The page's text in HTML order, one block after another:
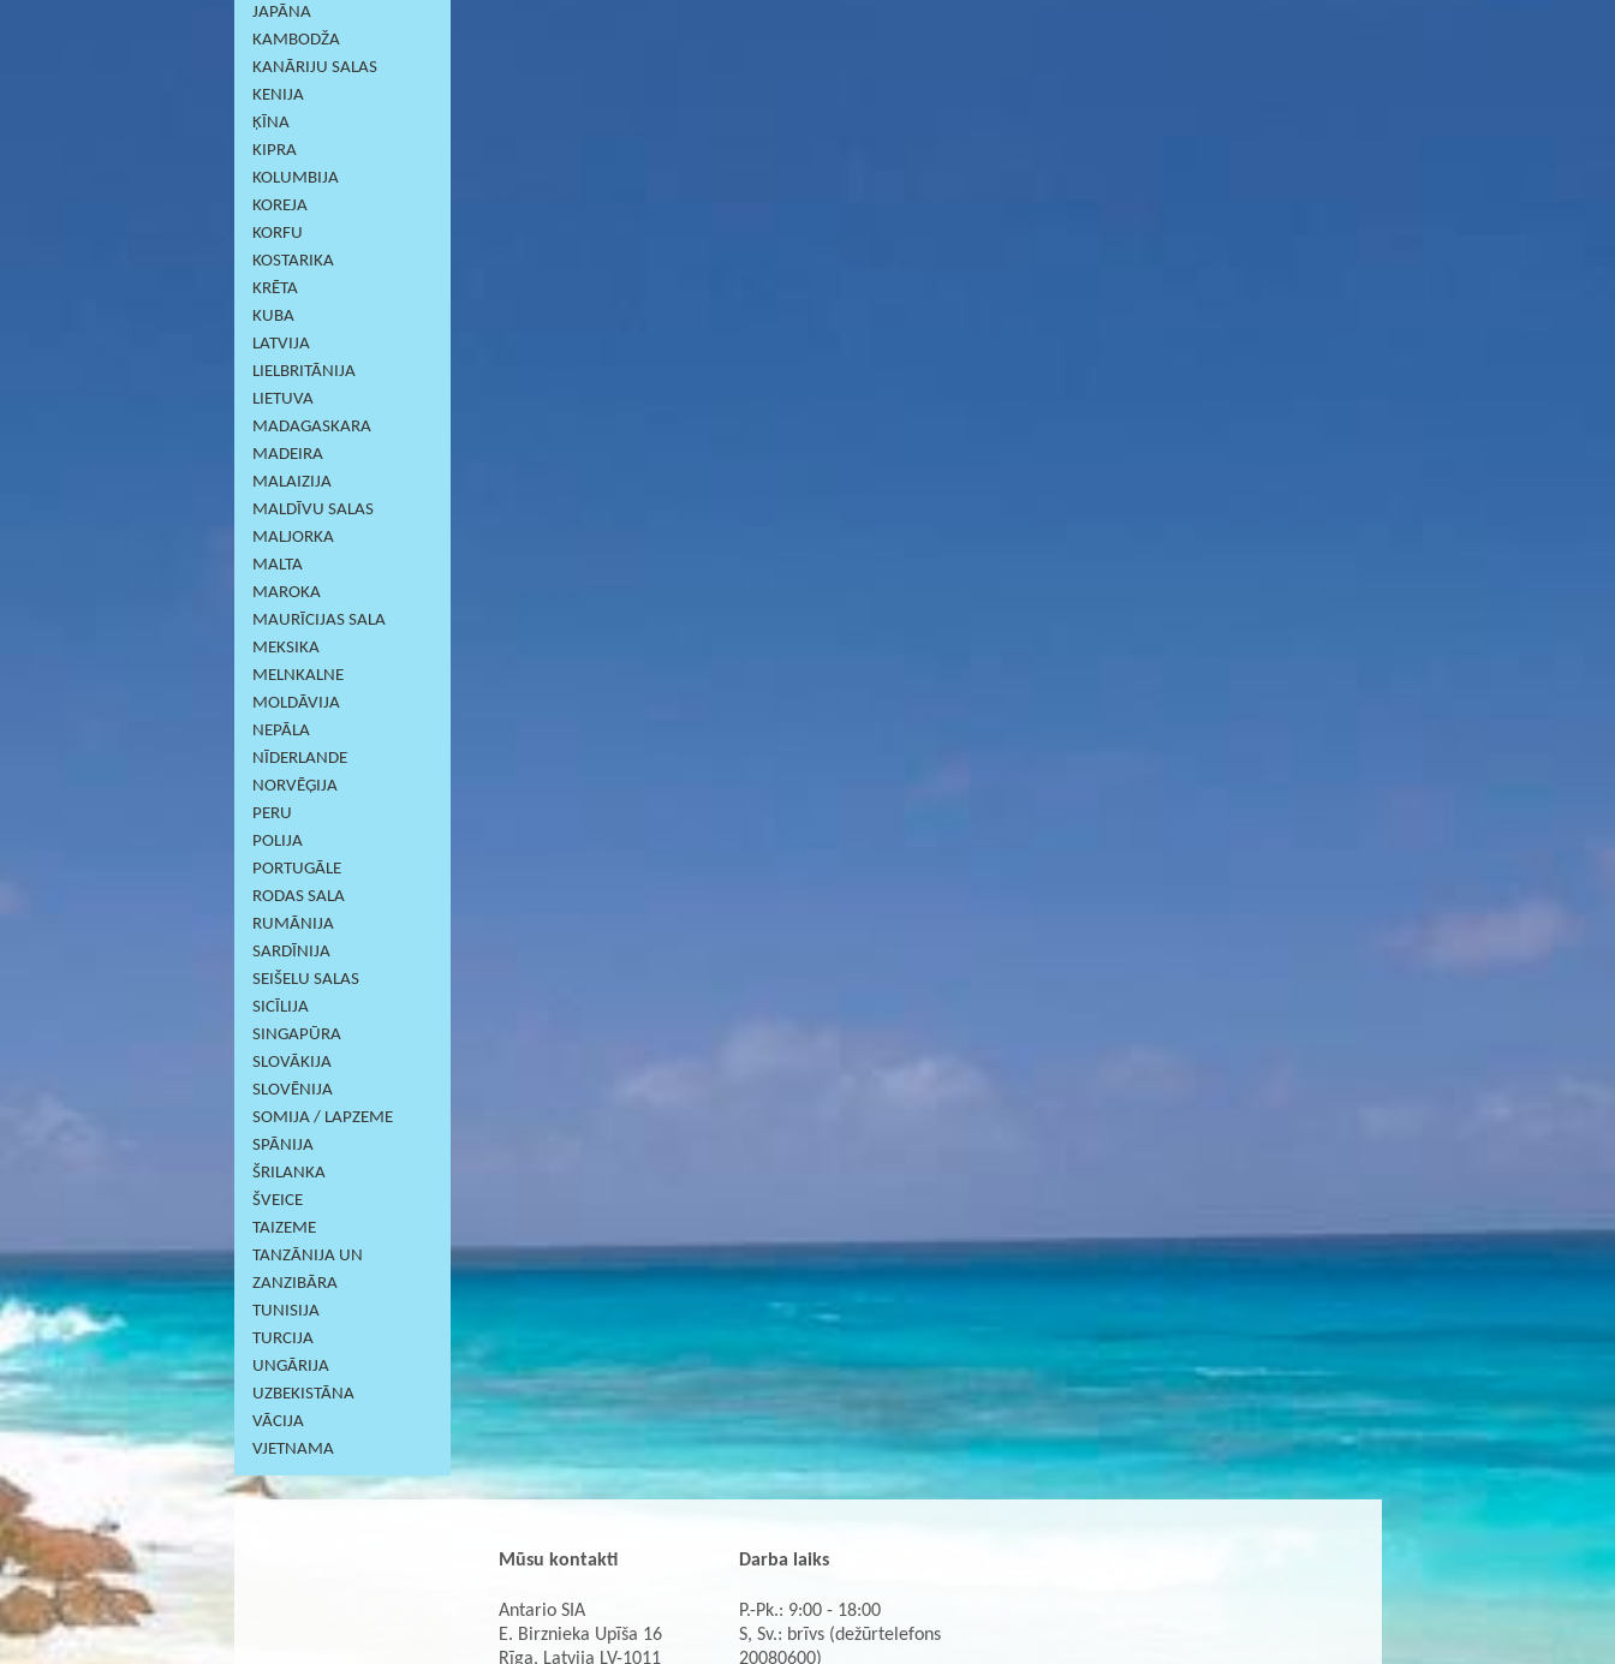
JAPĀNA
KAMBODŽA
KANĀRIJU SALAS
KENIJA
ĶĪNA
KIPRA
KOLUMBIJA
KOREJA
KORFU
KOSTARIKA
KRĒTA
KUBA
LATVIJA
LIELBRITĀNIJA
LIETUVA
MADAGASKARA
MADEIRA
MALAIZIJA
MALDĪVU SALAS
MALJORKA
MALTA
MAROKA
MAURĪCIJAS SALA
MEKSIKA
MELNKALNE
MOLDĀVIJA
NEPĀLA
NĪDERLANDE
NORVĒĢIJA
PERU
POLIJA
PORTUGĀLE
RODAS SALA
RUMĀNIJA
SARDĪNIJА
SEIŠELU SALAS
SICĪLIJA
SINGAPŪRA
SLOVĀKIJA
SLOVĒNIJA
SOMIJA / LAPZEME
SPĀNIJA
ŠRILANKA
ŠVEICE
TAIZEME
TANZĀNIJA UN
ZANZIBĀRA
TUNISIJA
TURCIJA
UNGĀRIJA
UZBEKISTĀNA
VĀCIJA
VJETNAMA
Mūsu kontakti
Antario SIA
E. Birznieka Upīša 16
Rīga, Latvija LV-1011
Darba laiks
P.-Pk.: 9:00 - 18:00
S, Sv.: brīvs (dežūrtelefons
20080600)